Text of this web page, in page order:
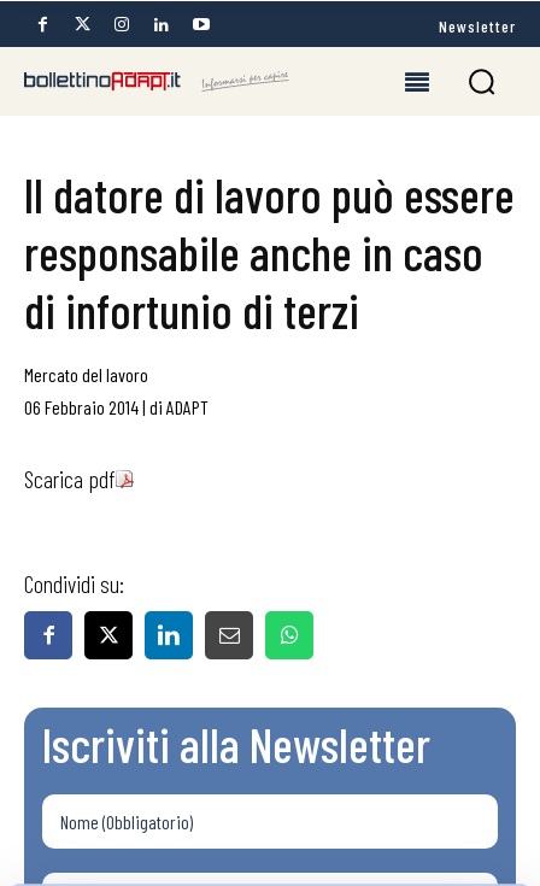
Newsletter
Il datore di lavoro può essere
responsabile anche in caso
di infortunio di terzi
Mercato del lavoro
06 Febbraio 2014| di ADAPT
Scarica pdf
Condividi su:
Iscriviti alla Newsletter